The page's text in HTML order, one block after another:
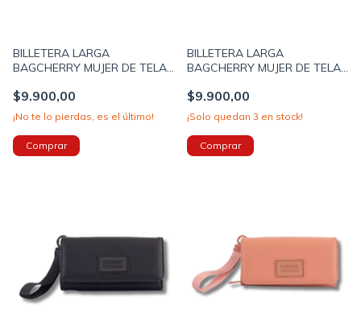
BILLETERA LARGA
BAGCHERRY MUJER DE TELA
COLOR NEGRO (267009A)
$9.900,00
¡No te lo pierdas, es el último!
BILLETERA LARGA
BAGCHERRY MUJER DE TELA
COLOR BEIGE (267009E)
$9.900,00
¡Solo quedan 3 en stock!